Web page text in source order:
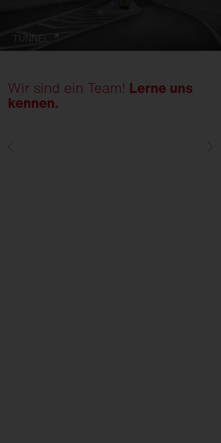
TUNNEL
Wir sind ein Team! Lerne uns
kennen.